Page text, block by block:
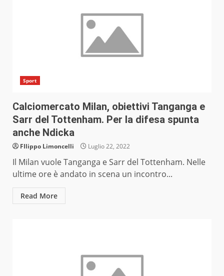
Sport
Calciomercato Milan, obiettivi Tanganga e
Sarr del Tottenham. Per la difesa spunta
anche Ndicka
FIlippo Limoncelli Luglio 22, 2022
Il Milan vuole Tanganga e Sarr del Tottenham. Nelle
ultime ore è andato in scena un incontro...
Read More